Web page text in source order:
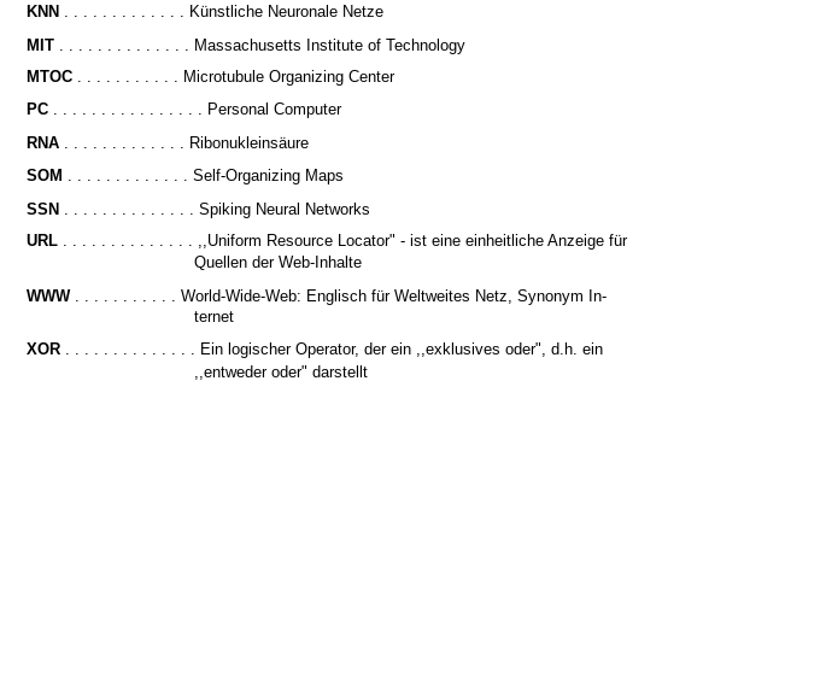
KNN
. . . . . . . . . . . . . Künstliche Neuronale Netze
MIT
. . . . . . . . . . . . . . Massachusetts Institute of Technology
MTOC . . . . . . . . . . . Microtubule Organizing Center
PC . . . . . . . . . . . . . . . . Personal Computer
RNA
. . . . . . . . . . . . . Ribonukleinsäure
SOM
. . . . . . . . . . . . . Self-Organizing Maps
SSN
. . . . . . . . . . . . . . Spiking Neural Networks
URL . . . . . . . . . . . . . . ,,Uniform Resource Locator" - ist eine einheitliche Anzeige für
Quellen der Web-Inhalte
WWW
. . . . . . . . . . . World-Wide-Web: Englisch für Weltweites Netz, Synonym In-
ternet
XOR . . . . . . . . . . . . . . Ein logischer Operator, der ein ,,exklusives oder", d.h. ein
,,entweder oder" darstellt